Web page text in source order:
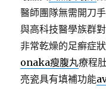
醫師團隊無需開刀
與高科技醫學族群
非常乾燥的足癬症
onaka瘦腹丸療程
亮瓷具有填補功能